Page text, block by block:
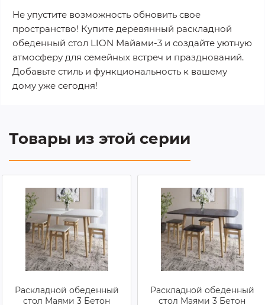
Не упустите возможность обновить свое
пространство! Купите деревянный раскладной
обеденный стол LION Майами-3 и создайте уютную
атмосферу для семейных встреч и празднований.
Добавьте стиль и функциональность к вашему
дому уже сегодня!
Товары из этой серии
Раскладной обеденный
стол Маями 3 Бетон
Раскладной обеденный
стол Маями 3 Бетон